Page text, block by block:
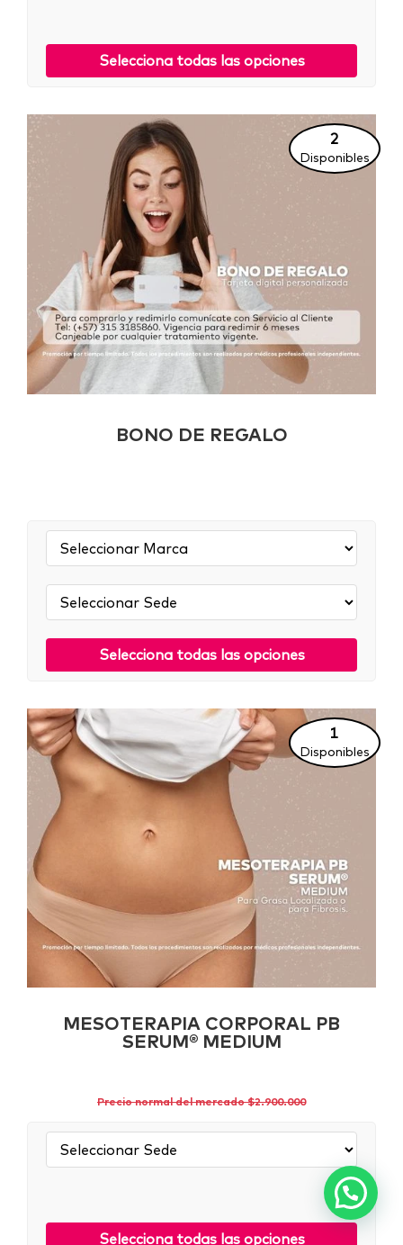
Selecciona todas las opciones
2
Disponibles
BONO DE REGALO
Marca:
Sede:
Selecciona todas las opciones
1
Disponibles
MESOTERAPIA CORPORAL PB
SERUM® MEDIUM
Precio normal del mercado $2.900.000
Sede:
Selecciona todas las opciones